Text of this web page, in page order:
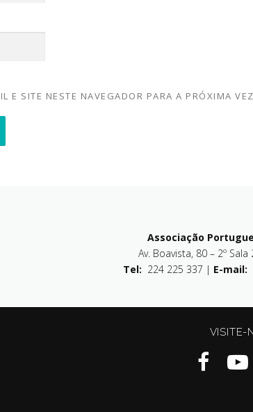
E SITE NESTE NAVEGADOR PARA A PRÓXIMA
Associação
Av. Boavista, 80 – 2º
Tel: 224 225 337 | E-mail:
VISITE-